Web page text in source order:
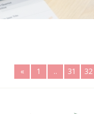
« 1 .. 31 32